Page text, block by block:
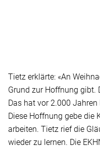
Tietz erklärte: «An
Grund zur Hoffnung gibt.
Das hat vor 2.000
Diese Hoffnung gebe die
arbeiten. Tietz rief die
wieder zu lernen. Die